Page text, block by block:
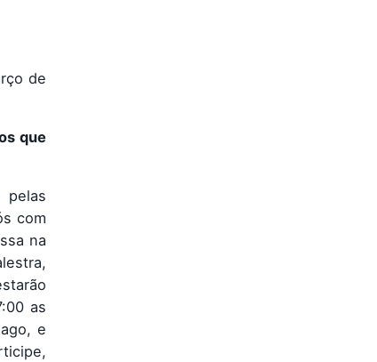
de
que
pelas
com
na
as
e